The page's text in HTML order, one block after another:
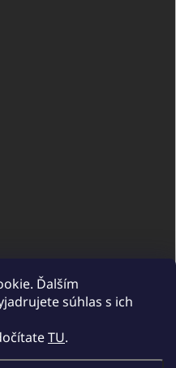
Ďalším
súhlas s ich
TU.